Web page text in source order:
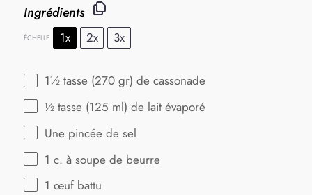
Ingrédients
ÉCHELLE 1x 2x 3x
1½ tasse (270 gr) de cassonade
½ tasse (125 ml) de lait évaporé
Une pincée de sel
1 c. à soupe de beurre
1 œuf battu